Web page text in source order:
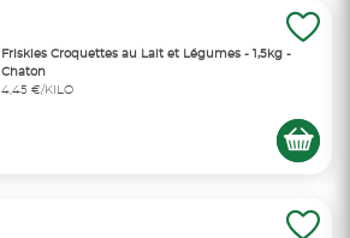
Friskies Croquettes au Lait et Légumes - 1,5kg -
Chaton
4,45 €/KILO